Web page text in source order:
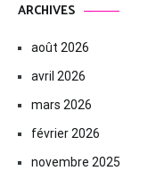
ARCHIVES
août 2026
avril 2026
mars 2026
février 2026
novembre 2025